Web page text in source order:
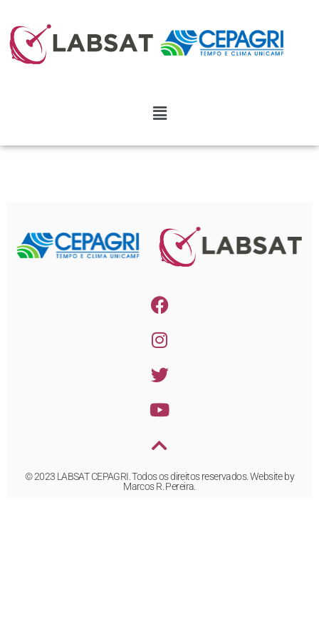
© 2023 LABSAT CEPAGRI. Todos os direitos reservados. Website by
Marcos R. Pereira.